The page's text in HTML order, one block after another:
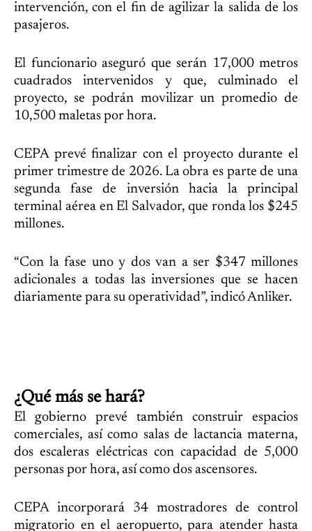
intervención, con el fin de agilizar la salida de los
pasajeros.
El funcionario aseguró que serán 17,000 metros
cuadrados intervenidos y que, culminado el
proyecto, se podrán movilizar un promedio de
10,500 maletas por hora.
CEPA prevé finalizar con el proyecto durante el
primer trimestre de 2026. La obra es parte de una
segunda fase de inversión hacia la principal
terminal aérea en El Salvador, que ronda los $245
millones.
“Con la fase uno y dos van a ser $347 millones
adicionales a todas las inversiones que se hacen
diariamente para su operatividad”, indicó Anliker.
¿Qué más se hará?
El gobierno prevé también construir espacios
comerciales, así como salas de lactancia materna,
dos escaleras eléctricas con capacidad de 5,000
personas por hora, así como dos ascensores.
CEPA incorporará 34 mostradores de control
migratorio en el aeropuerto, para atender hasta